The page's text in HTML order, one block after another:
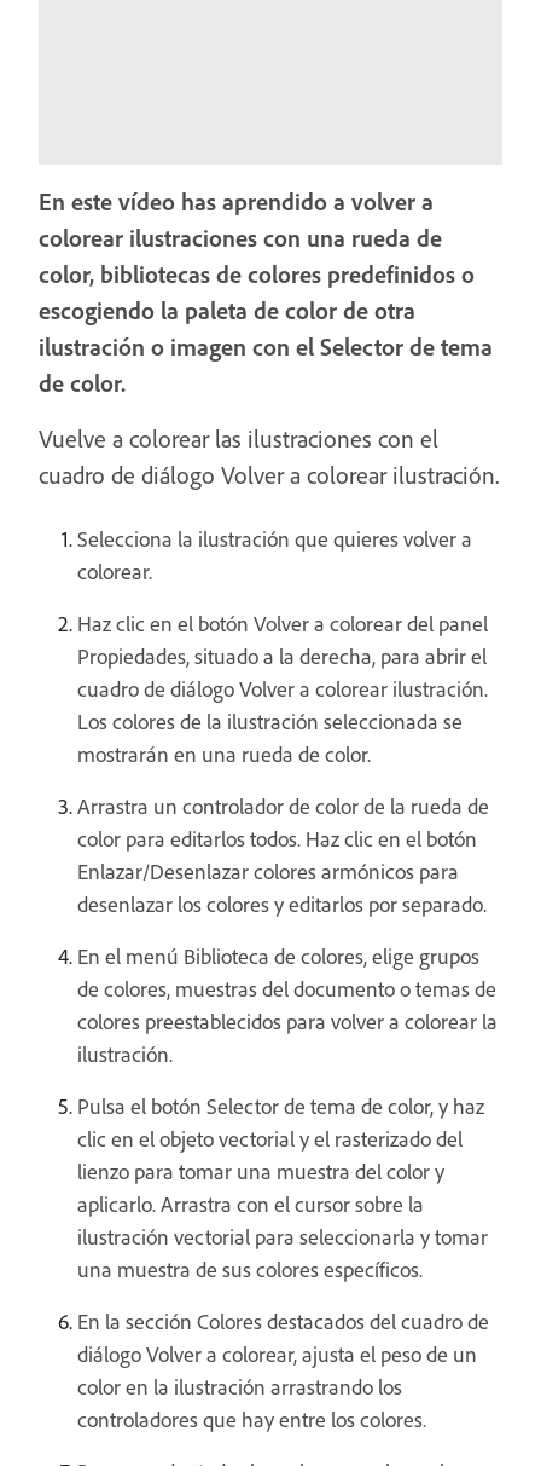
En este vídeo has aprendido a volver a
colorear ilustraciones con una rueda de
color, bibliotecas de colores predefinidos o
escogiendo la paleta de color de otra
ilustración o imagen con el Selector de tema
de color.
Vuelve a colorear las ilustraciones con el
cuadro de diálogo Volver a colorear ilustración.
Selecciona la ilustración que quieres volver a
colorear.
Haz clic en el botón Volver a colorear del panel
Propiedades, situado a la derecha, para abrir el
cuadro de diálogo Volver a colorear ilustración.
Los colores de la ilustración seleccionada se
mostrarán en una rueda de color.
Arrastra un controlador de color de la rueda de
color para editarlos todos. Haz clic en el botón
Enlazar/Desenlazar colores armónicos para
desenlazar los colores y editarlos por separado.
En el menú Biblioteca de colores, elige grupos
de colores, muestras del documento o temas de
colores preestablecidos para volver a colorear la
ilustración.
Pulsa el botón Selector de tema de color, y haz
clic en el objeto vectorial y el rasterizado del
lienzo para tomar una muestra del color y
aplicarlo. Arrastra con el cursor sobre la
ilustración vectorial para seleccionarla y tomar
una muestra de sus colores específicos.
En la sección Colores destacados del cuadro de
diálogo Volver a colorear, ajusta el peso de un
color en la ilustración arrastrando los
controladores que hay entre los colores.